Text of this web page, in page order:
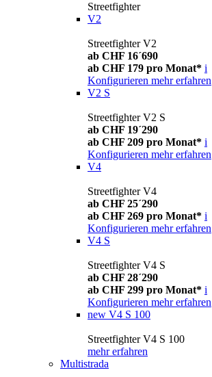
Streetfighter
V2
Streetfighter V2
ab CHF 16´690
ab CHF 179 pro Monat* i
Konfigurieren mehr erfahren
V2 S
Streetfighter V2 S
ab CHF 19´290
ab CHF 209 pro Monat* i
Konfigurieren mehr erfahren
V4
Streetfighter V4
ab CHF 25´290
ab CHF 269 pro Monat* i
Konfigurieren mehr erfahren
V4 S
Streetfighter V4 S
ab CHF 28´290
ab CHF 299 pro Monat* i
Konfigurieren mehr erfahren
new V4 S 100
Streetfighter V4 S 100
mehr erfahren
Multistrada